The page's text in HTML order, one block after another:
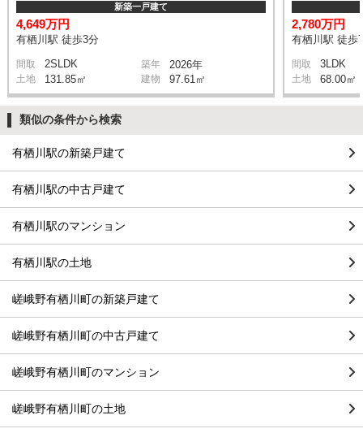
新築一戸建て
4,649万円
有栖川駅 徒歩3分
間取 2SLDK 築年 2026年
土地 131.85㎡ 建物 97.61㎡
2,780万円
有栖川駅 徒歩
間取 3LDK
土地 68.00㎡
類似の条件から検索
有栖川駅の新築戸建て
有栖川駅の中古戸建て
有栖川駅のマンション
有栖川駅の土地
嵯峨野有栖川町の新築戸建て
嵯峨野有栖川町の中古戸建て
嵯峨野有栖川町のマンション
嵯峨野有栖川町の土地